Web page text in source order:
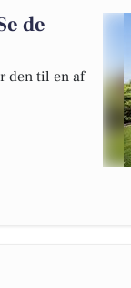
de
den til en af